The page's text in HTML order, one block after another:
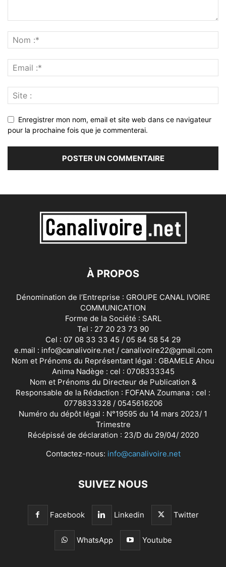
Enregistrer mon nom, email et site web dans ce navigateur
pour la prochaine fois que je commenterai.
À PROPOS
Dénomination de l’Entreprise : GROUPE CANAL IVOIRE
COMMUNICATION
Forme de la Société : SARL
Tel : 27 20 23 73 90
Cel : 07 08 33 33 45 / 05 84 58 54 29
e.mail : info@canalivoire.net / canalivoire22@gmail.com
Nom et Prénoms du Représentant légal : GBAMELE Ahou
Anima Nadège : cel : 0708333345
Nom et Prénoms du Directeur de Publication &
Responsable de la Rédaction : FOFANA Zoumana : cel :
0778833328 / 0545616206
Numéro du dépôt légal : N°19595 du 14 mars 2023/ 1
Trimestre
Récépissé de déclaration : 23/D du 29/04/ 2020
Contactez-nous: info@canalivoire.net
SUIVEZ NOUS
Facebook Linkedin Twitter
WhatsApp Youtube